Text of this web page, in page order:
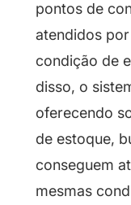
pontos de
atendidos
condição de
disso, o
oferecendo
de estoque,
conseguem
mesmas